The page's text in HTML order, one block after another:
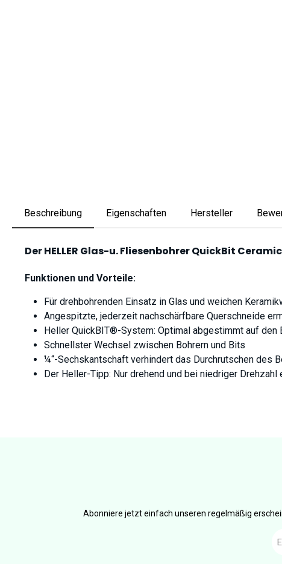
Beschreibung Eigenschaften Hersteller
Der HELLER Glas-u. Fliesenbohrer QuickBit
Funktionen und Vorteile:
Für drehbohrenden Einsatz in Glas und weichen
Angespitzte, jederzeit nachschärfbare Querschneide
Heller QuickBIT®-System: Optimal abgestimmt auf den
Schnellster Wechsel zwischen Bohrern und Bits
¼“-Sechskantschaft verhindert das Durchrutschen des
Der Heller-Tipp: Nur drehend und bei niedriger Drehzahl
Abonniere jetzt einfach unseren regelmäßig